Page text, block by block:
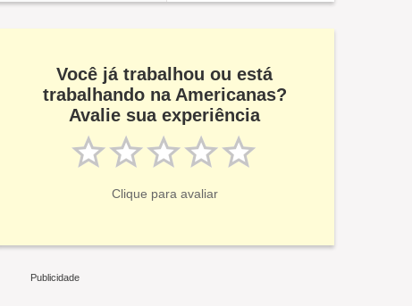
Você já trabalhou ou está
trabalhando na Americanas?
Avalie sua experiência
Clique para avaliar